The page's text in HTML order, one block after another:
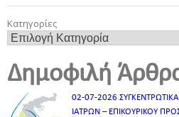
Κατηγορίες
Δημοφιλή
02-07-2026
ΙΑΤΡΩΝ – ΕΠΙΚΟΥΡΙΚΟΥ